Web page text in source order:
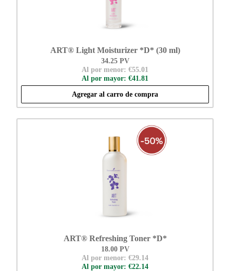
ART® Light Moisturizer *D* (30 ml)
34.25 PV
Al por menor: €55.01
Al por mayor: €41.81
Agregar al carro de compra
ART® Refreshing Toner *D*
18.00 PV
Al por menor: €29.14
Al por mayor: €22.14